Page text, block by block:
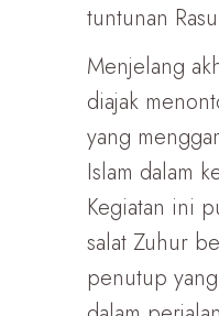
tuntunan
Menjelang
diajak
yang
Islam dalam
Kegiatan ini
salat Zuhur
penutup